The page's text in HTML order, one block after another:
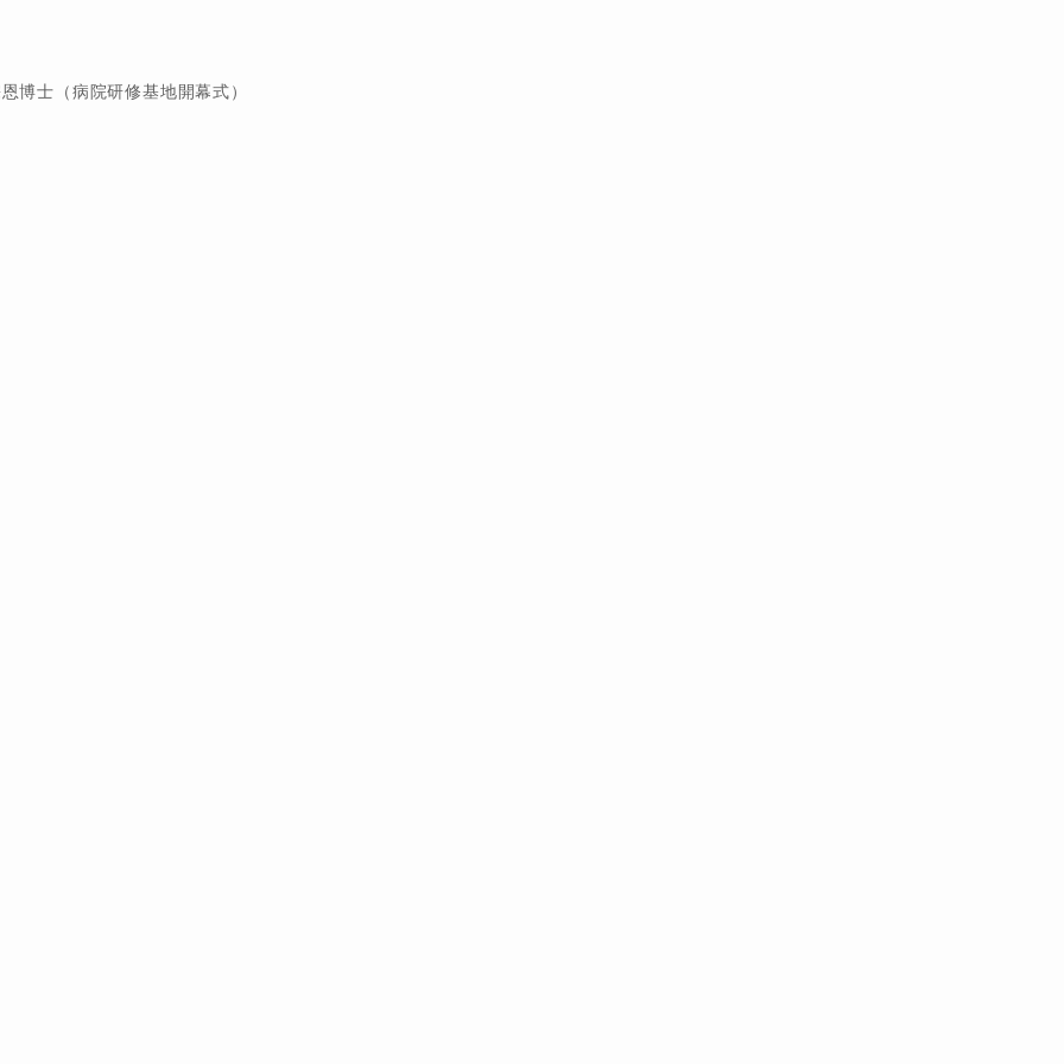
博士（病院研修基地開幕式）